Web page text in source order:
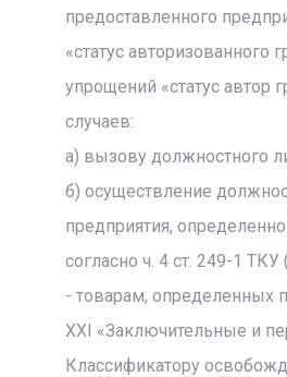
предоставленного
«статус авторизованного
упрощений «статус автор
случаев:
а) вызову должностного
б) осуществление
предприятия,
согласно ч. 4 ст. 249-1 ТКУ
- товарам, определенных
XXI «Заключительные и
Классификатору